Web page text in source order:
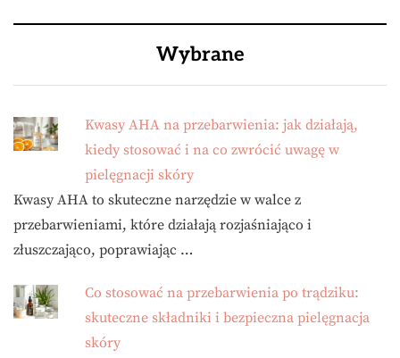
Wybrane
Kwasy AHA na przebarwienia: jak działają,
kiedy stosować i na co zwrócić uwagę w
pielęgnacji skóry
Kwasy AHA to skuteczne narzędzie w walce z
przebarwieniami, które działają rozjaśniająco i
złuszczająco, poprawiając …
Co stosować na przebarwienia po trądziku:
skuteczne składniki i bezpieczna pielęgnacja
skóry